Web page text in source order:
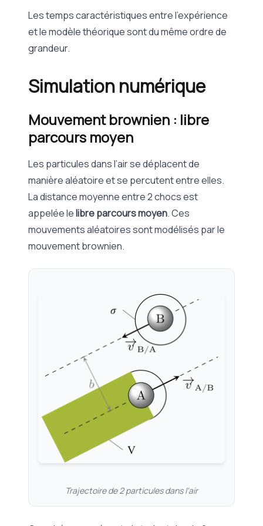
Les temps caractéristiques entre l’expérience
et le modèle théorique sont du même ordre de
grandeur.
Simulation numérique
Mouvement brownien : libre
parcours moyen
Les particules dans l’air se déplacent de
manière aléatoire et se percutent entre elles.
La distance moyenne entre 2 chocs est
appelée lelibre parcours moyen. Ces
mouvements aléatoires sont modélisés par le
mouvement brownien.
Trajectoire de 2 particules dans l'air